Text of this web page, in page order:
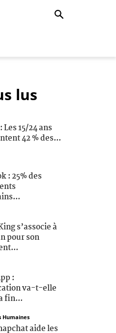
lus
15/24 ans
42 % des...
: 25% des
s’associe à
pour son
:
va-t-elle
fin...
Humaines
aide les